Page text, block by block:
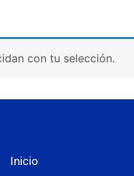
con tu selección.
Inicio